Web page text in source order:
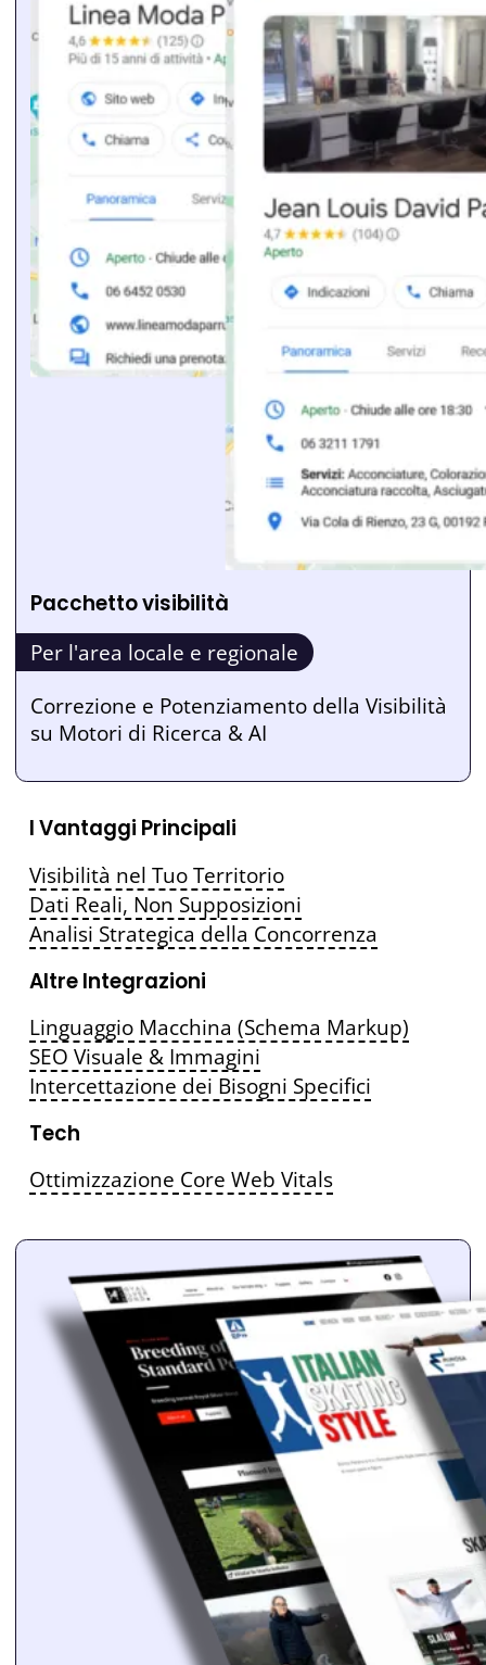
Pacchetto visibilità
Per l'area locale e regionale
Correzione e Potenziamento della Visibilità
su Motori di Ricerca & AI
I Vantaggi Principali
Visibilità nel Tuo Territorio
Dati Reali, Non Supposizioni
Analisi Strategica della Concorrenza
Altre Integrazioni
Linguaggio Macchina (Schema Markup)
SEO Visuale & Immagini
Intercettazione dei Bisogni Specifici
Tech
Ottimizzazione Core Web Vitals